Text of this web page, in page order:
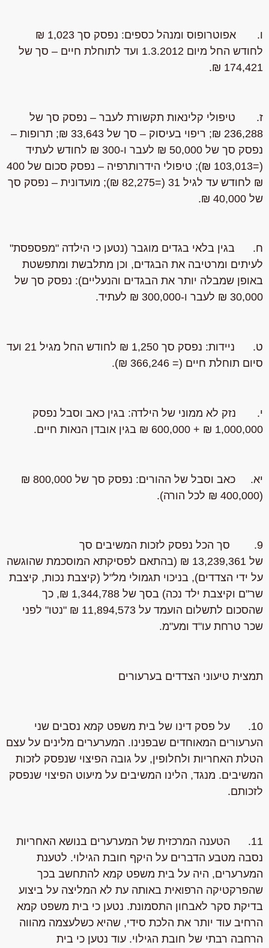
ו. אפוטרופוס ומנהל כספים: נפסק סך 1,023 ₪
לחודש החל מיום 1.3.2012 ועד לתוחלת חיים – סך של
174,421 ₪.
ז. טיפולי קלינאות תקשורת לעבר – נפסק סך של
236,288 ₪; ריפוי בעיסוק – סך של 33,643 ₪; תרופות –
נפסק סך של 50,000 ₪ לעבר ו-300 ₪ לחודש לעתיד
(=103,013 ₪); טיפולי הידרותרפיה – נפסק סכום של 400
₪ לחודש עד לגיל 31 (=82,275 ₪); מועדונית – נפסק סך
של 40,000 ₪.
ח. בגין בלאי בגדים מוגבר (נטען כי הילדה "מפספסת"
לעיתים ומרטיבה את הבגדים, וכן מתלבשת ומתפשטת
באופן שמבלה יותר את הבגדים והנעליים): נפסק סך של
30,000 ₪ לעבר ו-300,000 ₪ לעתיד.
ט. ניידות: נפסק סך 1,250 ₪ לחודש החל מגיל 21 ועד
סיום תוחלת חיים (= 366,246 ₪).
י. נזק לא ממוני של הילדה: בגין כאב וסבל נפסק
1,000,000 ₪ + 600,000 ₪ בגין אובדן הנאות חיים.
יא. כאב וסבל של ההורים: נפסק סך של 800,000 ₪
(400,000 ₪ לכל הורה).
9. סך הכל נפסק לזכות המשיבים סך
של 13,239,361 ₪ (בהתאם לפסיקתא המוסכמת שהוגשה
על ידי הצדדים), בניכוי תגמולי מל"ל (קיצבת נכות, קיצבת
שר"ם וקיצבת ילד נכה) בסך של 1,344,788 ₪, כך
שהסכום לתשלום הועמד על 11,894,573 ₪ "נטו" לפני
שכר טרחת עו"ד ומע"מ.
תמצית טיעוני הצדדים בערעורים
10. על פסק דינו של בית משפט קמא נסבים שני
הערעורים המאוחדים שבפנינו. המערערים מלינים על עצם
הטלת האחריות ולחלופין, על גובה הפיצוי שנפסק לזכות
המשיבים. מנגד, הלינו המשיבים על מיעוט הפיצוי שנפסק
לזכותם.
11. הטענה המרכזית של המערערים בנושא האחריות
נסבה מטבע הדברים על היקף חובת הגילוי. לטענת
המערערים, היה על בית משפט קמא להתחשב בכך
שהפרקטיקה הרפואית באותה עת לא המליצה על ביצוע
בדיקת סקר לאבחון התסמונת. נטען כי בית משפט קמא
הרחיב עוד יותר את הלכת סידי, שהיא כשלעצמה מהווה
הרחבה רבתי של חובת הגילוי. עוד נטען כי בית